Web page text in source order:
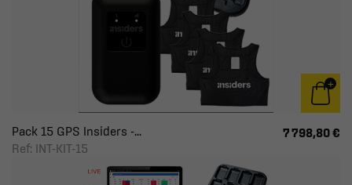
Pack 15 GPS Insiders -...
Ref: INT-KIT-15
7 798,80 €